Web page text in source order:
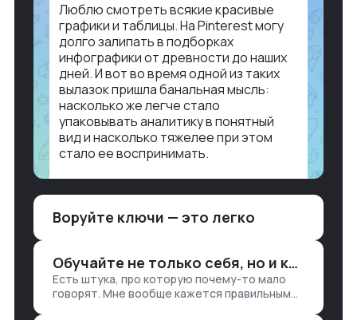
Люблю смотреть всякие красивые
графики и таблицы. На Pinterest могу
долго залипать в подборках
инфографики от древности до наших
дней. И вот во время одной из таких
вылазок пришла банальная мысль:
насколько же легче стало
упаковывать аналитику в понятный
вид и насколько тяжелее при этом
стало ее воспринимать.
аналитикой лет 15 назад, нужно было:
продажи, заявки, прогресс по проекту
— все ручками
Воруйте ключи — это легко
Обучайте не только себя, но и клиентов
Есть штука, про которую почему-то мало
говорят. Мне вообще кажется правильным